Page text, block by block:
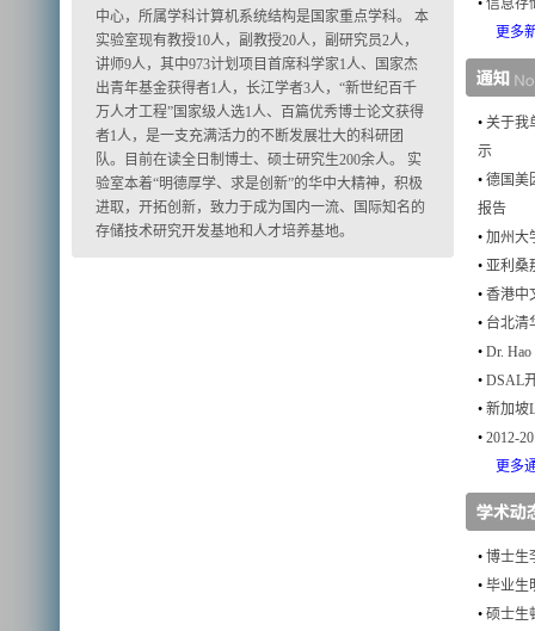
中心，所属学科计算机系统结构是国家重点学科。 本
实验室现有教授10人，副教授20人，副研究员2人，
讲师9人，其中973计划项目首席科学家1人、国家杰
出青年基金获得者1人，长江学者3人，“新世纪百千
万人才工程”国家级人选1人、百篇优秀博士论文获得
者1人，是一支充满活力的不断发展壮大的科研团
队。目前在读全日制博士、硕士研究生200余人。 实
验室本着“明德厚学、求是创新”的华中大精神，积极
进取，开拓创新，致力于成为国内一流、国际知名的
存储技术研究开发基地和人才培养基地。
• 信息存
更多
• 关于我
示
• 德国美
报告
• 加州大
• 亚利桑
• 香港中
• 台北清
• Dr.
• DSAL
• 新加坡
• 2012-
更多
• 博士生
• 毕业生
• 硕士生